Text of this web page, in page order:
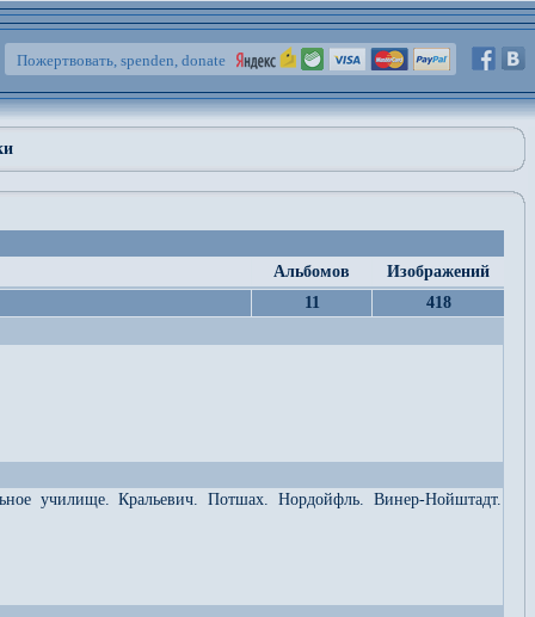
Пожертвовать, spenden, donate
Альбомов
Изображений
11
418
училище. Кральевич. Потшах. Нордойфль. Винер-Нойштадт.